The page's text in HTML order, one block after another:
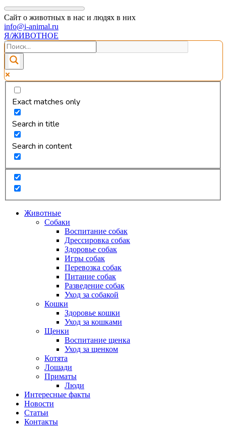
Сайт о животных в нас и людях в них
info@i-animal.ru
Я/ЖИВОТНОЕ
Exact matches only
Search in title
Search in content
Животные
Собаки
Воспитание собак
Дрессировка собак
Здоровье собак
Игры собак
Перевозка собак
Питание собак
Разведение собак
Уход за собакой
Кошки
Здоровье кошки
Уход за кошками
Щенки
Воспитание щенка
Уход за щенком
Котята
Лошади
Приматы
Люди
Интересные факты
Новости
Статьи
Контакты